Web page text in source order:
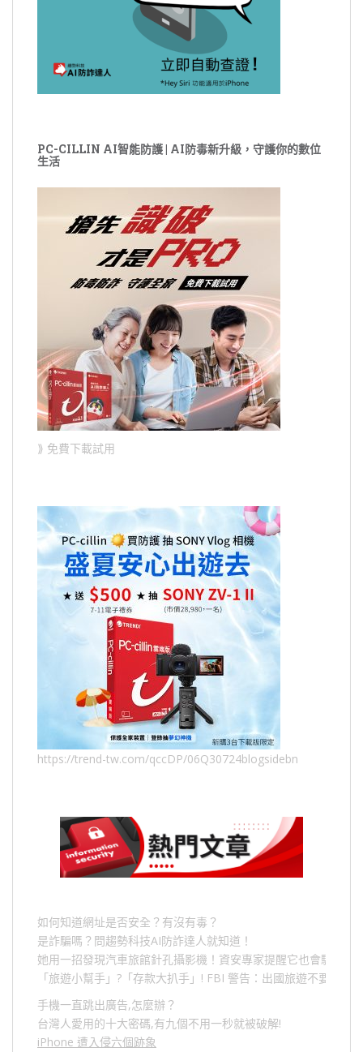
PC-CILLIN AI智能防護 | AI防毒新升級，守護你的數位
生活
⟫ 免費下載試用
https://trend-tw.com/qccDP/06Q30724blogsidebn
如何知道網址是否安全？有沒有毒？
是詐騙嗎？問趨勢科技AI防詐達人就知道！
她用一招發現汽車旅館針孔攝影機！資安專家提醒它也會駭人成
「旅遊小幫手」 ? 「存款大扒手」 ! FBI 警告：出國旅遊不要做的
手機一直跳出廣告,怎麼辦？
台灣人愛用的十大密碼,有九個不用一秒就被破解!
iPhone 遭入侵六個跡象